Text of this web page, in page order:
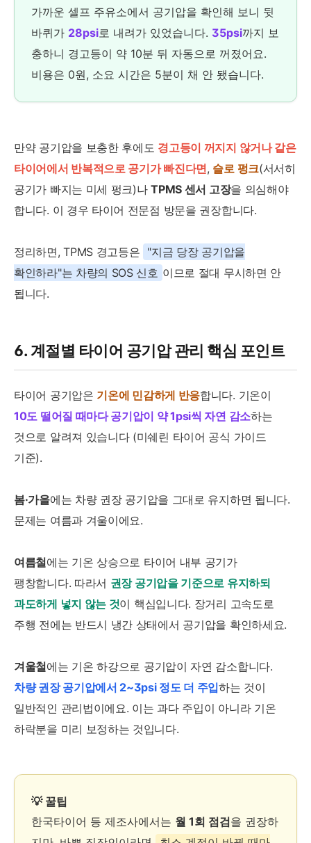
가까운 셀프 주유소에서 공기압을 확인해 보니 뒷
바퀴가 28psi로 내려가 있었습니다. 35psi까지 보
충하니 경고등이 약 10분 뒤 자동으로 꺼졌어요.
비용은 0원, 소요 시간은 5분이 채 안 됐습니다.
만약 공기압을 보충한 후에도 경고등이 꺼지지 않거나 같은
타이어에서 반복적으로 공기가 빠진다면, 슬로 펑크(서서히
공기가 빠지는 미세 펑크)나TPMS 센서 고장을 의심해야
합니다. 이 경우 타이어 전문점 방문을 권장합니다.
정리하면, TPMS 경고등은 "지금 당장 공기압을
확인하라"는 차량의 SOS 신호 이므로 절대 무시하면 안
됩니다.
6. 계절별 타이어 공기압 관리 핵심 포인트
타이어 공기압은 기온에 민감하게 반응합니다. 기온이
10도 떨어질 때마다 공기압이 약 1psi씩 자연 감소하는
것으로 알려져 있습니다 (미쉐린 타이어 공식 가이드
기준).
봄·가을에는 차량 권장 공기압을 그대로 유지하면 됩니다.
문제는 여름과 겨울이에요.
여름철에는 기온 상승으로 타이어 내부 공기가
팽창합니다. 따라서 권장 공기압을 기준으로 유지하되
과도하게 넣지 않는 것이 핵심입니다. 장거리 고속도로
주행 전에는 반드시 냉간 상태에서 공기압을 확인하세요.
겨울철에는 기온 하강으로 공기압이 자연 감소합니다.
차량 권장 공기압에서 2~3psi 정도 더 주입하는 것이
일반적인 관리법이에요. 이는 과다 주입이 아니라 기온
하락분을 미리 보정하는 것입니다.
💡 꿀팁
한국타이어 등 제조사에서는 월 1회 점검을 권장하